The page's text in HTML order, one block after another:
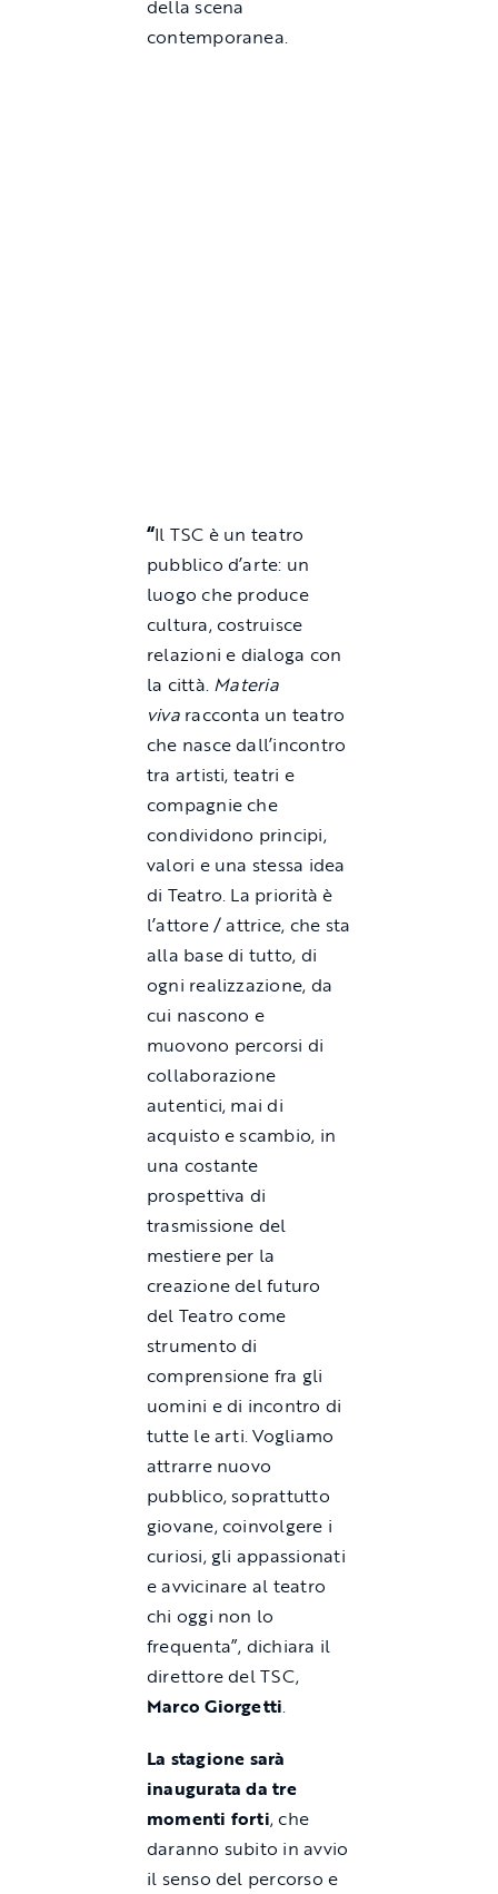
della scena
contemporanea.
“Il TSC è un teatro
pubblico d’arte: un
luogo che produce
cultura, costruisce
relazioni e dialoga con
la città. Materia
vivaracconta un teatro
che nasce dall’incontro
tra artisti, teatri e
compagnie che
condividono principi,
valori e una stessa idea
di Teatro. La priorità è
l’attore / attrice, che sta
alla base di tutto, di
ogni realizzazione, da
cui nascono e
muovono percorsi di
collaborazione
autentici, mai di
acquisto e scambio, in
una costante
prospettiva di
trasmissione del
mestiere per la
creazione del futuro
del Teatro come
strumento di
comprensione fra gli
uomini e di incontro di
tutte le arti. Vogliamo
attrarre nuovo
pubblico, soprattutto
giovane, coinvolgere i
curiosi, gli appassionati
e avvicinare al teatro
chi oggi non lo
frequenta”, dichiara il
direttore del TSC,
Marco Giorgetti.
La stagione sarà
inaugurata da tre
momenti forti, che
daranno subito in avvio
il senso del percorso e